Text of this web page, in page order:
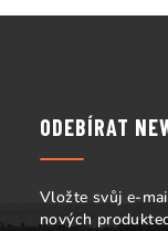
ODEBÍRAT
Vložte svůj e-
nových